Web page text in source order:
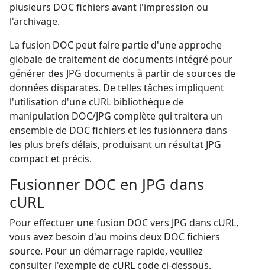
plusieurs DOC fichiers avant l'impression ou
l'archivage.
La fusion DOC peut faire partie d'une approche
globale de traitement de documents intégré pour
générer des JPG documents à partir de sources de
données disparates. De telles tâches impliquent
l'utilisation d'une cURL bibliothèque de
manipulation DOC/JPG complète qui traitera un
ensemble de DOC fichiers et les fusionnera dans
les plus brefs délais, produisant un résultat JPG
compact et précis.
Fusionner DOC en JPG dans
cURL
Pour effectuer une fusion DOC vers JPG dans cURL,
vous avez besoin d'au moins deux DOC fichiers
source. Pour un démarrage rapide, veuillez
consulter l'exemple de cURL code ci-dessous.